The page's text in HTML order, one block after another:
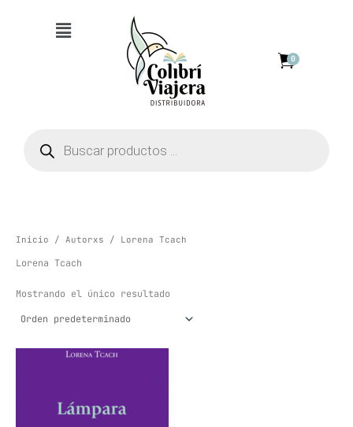
Menú
0
productos
Inicio / Autorxs / Lorena Tcach
Lorena Tcach
Mostrando el único resultado